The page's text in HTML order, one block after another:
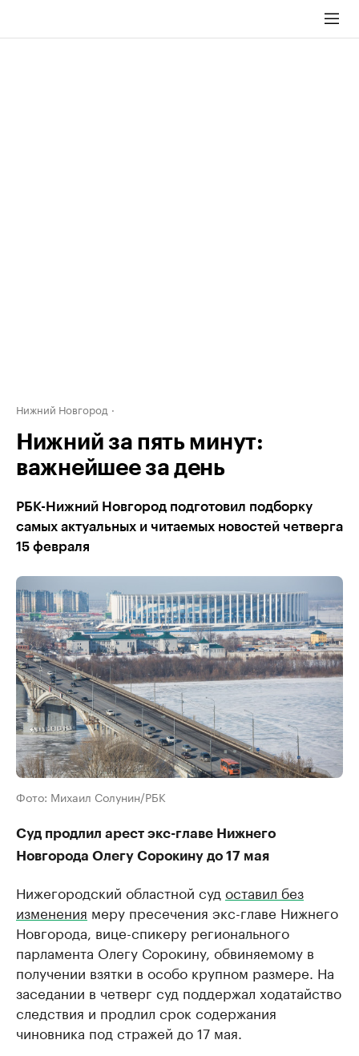
Нижний Новгород
Нижний за пять минут:
важнейшее за день
РБК-Нижний Новгород подготовил подборку
самых актуальных и читаемых новостей четверга
15 февраля
Фото: Михаил Солунин/РБК
Суд продлил арест экс-главе Нижнего
Новгорода Олегу Сорокину до 17 мая
Нижегородский областной суд оставил без
изменения меру пресечения экс-главе Нижнего
Новгорода, вице-спикеру регионального
парламента Олегу Сорокину, обвиняемому в
получении взятки в особо крупном размере. На
заседании в четверг суд поддержал ходатайство
следствия и продлил срок содержания
чиновника под стражей до 17 мая.